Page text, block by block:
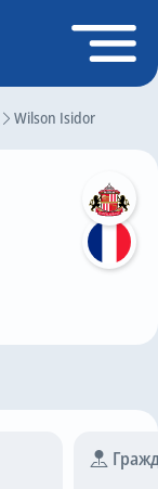
Wilson Isidor